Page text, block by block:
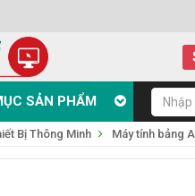
SẢN PHẨM
Bị Thông Minh Máy tính bảng